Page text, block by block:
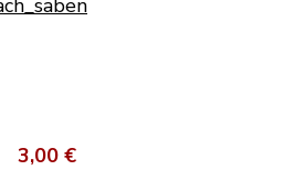
3,00 €